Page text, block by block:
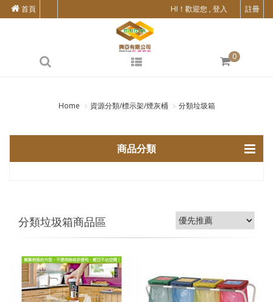
HI！歡迎您 , 登入 註冊
首頁
0
Home 資源分類/標示架/煙灰桶 分類垃圾箱
商品分類
分類垃圾箱商品區